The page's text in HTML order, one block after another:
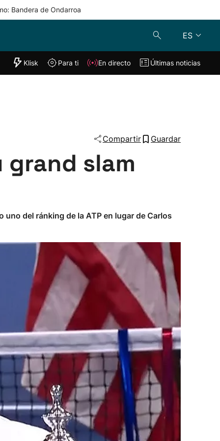
Bandera de Ondarroa
ES
"Helmuga"
Klisk En directo
Klisk Para ti En directo Últimas noticias
Compartir Guardar
grand slam
del ránking de la ATP en lugar de Carlos